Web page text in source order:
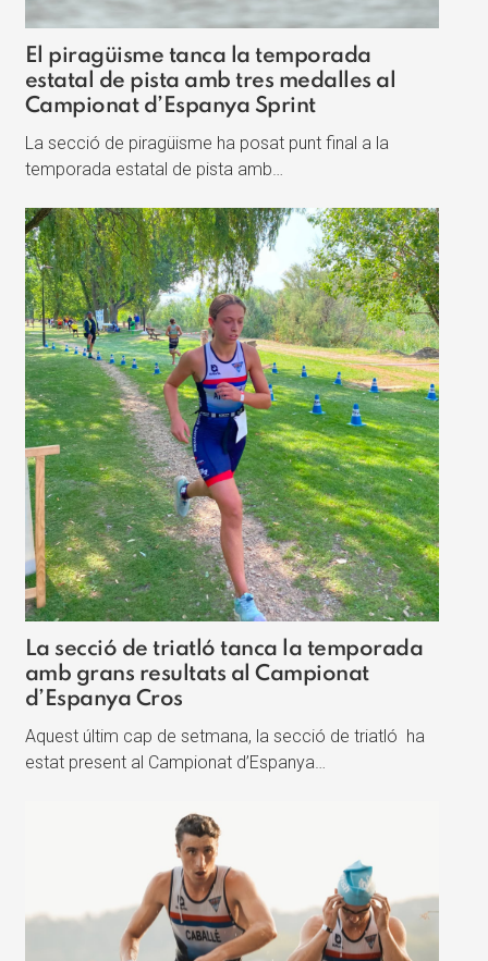
El piragüisme tanca la temporada
estatal de pista amb tres medalles al
Campionat d’Espanya Sprint
La secció de piragüisme ha posat punt final a la
temporada estatal de pista amb…
La secció de triatló tanca la temporada
amb grans resultats al Campionat
d’Espanya Cros
Aquest últim cap de setmana, la secció de triatló ha
estat present al Campionat d’Espanya…